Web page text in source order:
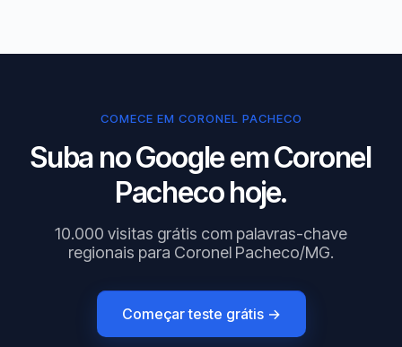
COMECE EM CORONEL PACHECO
Suba no Google em Coronel
Pacheco hoje.
10.000 visitas grátis com palavras-chave
regionais para Coronel Pacheco/MG.
Começar teste grátis →